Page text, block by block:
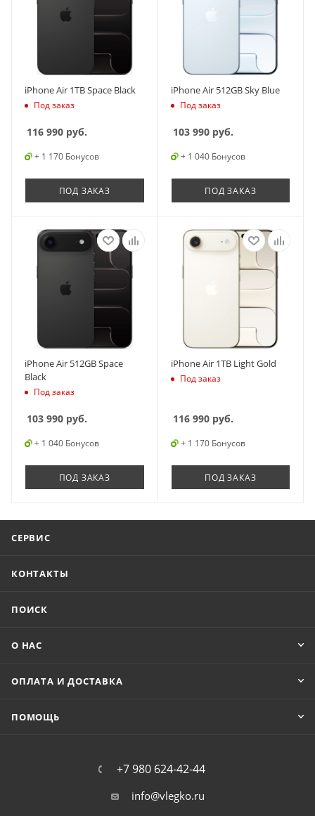
iPhone Air 1TB Space Black
Под заказ
116 990 руб.
+ 1 170 Бонусов
ПОД ЗАКАЗ
iPhone Air 512GB Sky Blue
Под заказ
103 990руб.
+ 1 040 Бонусов
ПОД ЗАКАЗ
iPhone Air 512GB Space
Black
Под заказ
103 990 руб.
+ 1 040 Бонусов
ПОД ЗАКАЗ
iPhone Air 1TB Light Gold
Под заказ
116 990руб.
+ 1 170 Бонусов
ПОД ЗАКАЗ
СЕРВИС
КОНТАКТЫ
ПОИСК
О НАС
ОПЛАТА И ДОСТАВКА
ПОМОЩЬ
+7 980 624-42-44
info@vlegko.ru